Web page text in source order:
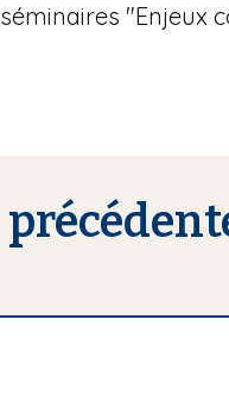
"Enjeux